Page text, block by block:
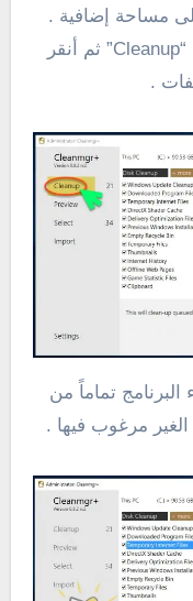
مساحة إضافية .
فقط، حدد على الملفات وأنقر على “Cleanup” ثم أنقر
البرنامج تماماً من
مرغوب فيها .